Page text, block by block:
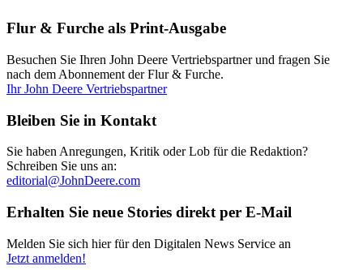
Flur & Furche als Print-Ausgabe
Besuchen Sie Ihren John Deere Vertriebspartner und fragen Sie
nach dem Abonnement der Flur & Furche.
Ihr John Deere Vertriebspartner
Bleiben Sie in Kontakt
Sie haben Anregungen, Kritik oder Lob für die Redaktion?
Schreiben Sie uns an:
editorial@JohnDeere.com
Erhalten Sie neue Stories direkt per E-Mail
Melden Sie sich hier für den Digitalen News Service an
Jetzt anmelden!